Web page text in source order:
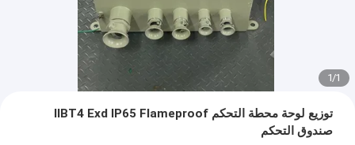
1
/
1
توزيع لوحة محطة التحكم IIBT4 Exd IP65 Flameproof
صندوق التحكم